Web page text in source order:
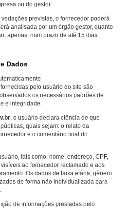
ou do gestor.
previstas, o fornecedor poderá
analisada por um órgão gestor, quanto
apenas, num prazo de até 15 dias.
Dados
pelo usuário do site são
os necessários padrões de
e integridade.
, o usuário declara ciência de que
quais sejam: o relato da
e o comentário final do
tais como, nome, endereço, CPF,
ao fornecedor reclamado e aos
Os dados de faixa etária, gênero
de forma não individualizada para
de informações prestadas pelo